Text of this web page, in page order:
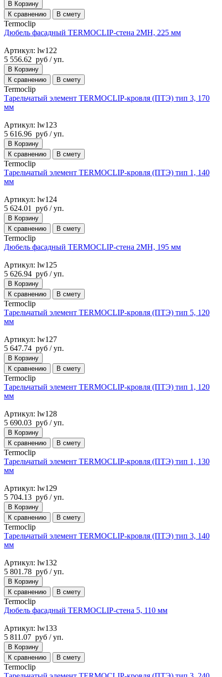
В Корзину
К сравнению
В смету
Termoclip
Дюбель фасадный TERMOCLIP-стена 2MH, 225 мм
Артикул: lw122
5 556.62 руб / уп.
В Корзину
К сравнению
В смету
Termoclip
Тарельчатый элемент TERMOCLIP-кровля (ПТЭ) тип 3, 170
мм
Артикул: lw123
5 616.96 руб / уп.
В Корзину
К сравнению
В смету
Termoclip
Тарельчатый элемент TERMOCLIP-кровля (ПТЭ) тип 1, 140
мм
Артикул: lw124
5 624.01 руб / уп.
В Корзину
К сравнению
В смету
Termoclip
Дюбель фасадный TERMOCLIP-стена 2MH, 195 мм
Артикул: lw125
5 626.94 руб / уп.
В Корзину
К сравнению
В смету
Termoclip
Тарельчатый элемент TERMOCLIP-кровля (ПТЭ) тип 5, 120
мм
Артикул: lw127
5 647.74 руб / уп.
В Корзину
К сравнению
В смету
Termoclip
Тарельчатый элемент TERMOCLIP-кровля (ПТЭ) тип 1, 120
мм
Артикул: lw128
5 690.03 руб / уп.
В Корзину
К сравнению
В смету
Termoclip
Тарельчатый элемент TERMOCLIP-кровля (ПТЭ) тип 1, 130
мм
Артикул: lw129
5 704.13 руб / уп.
В Корзину
К сравнению
В смету
Termoclip
Тарельчатый элемент TERMOCLIP-кровля (ПТЭ) тип 3, 140
мм
Артикул: lw132
5 801.78 руб / уп.
В Корзину
К сравнению
В смету
Termoclip
Дюбель фасадный TERMOCLIP-стена 5, 110 мм
Артикул: lw133
5 811.07 руб / уп.
В Корзину
К сравнению
В смету
Termoclip